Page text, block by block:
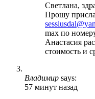
Светлана,
Прошу
max по
Анастасия
стоимость и
Владимир says:
57 минут назад